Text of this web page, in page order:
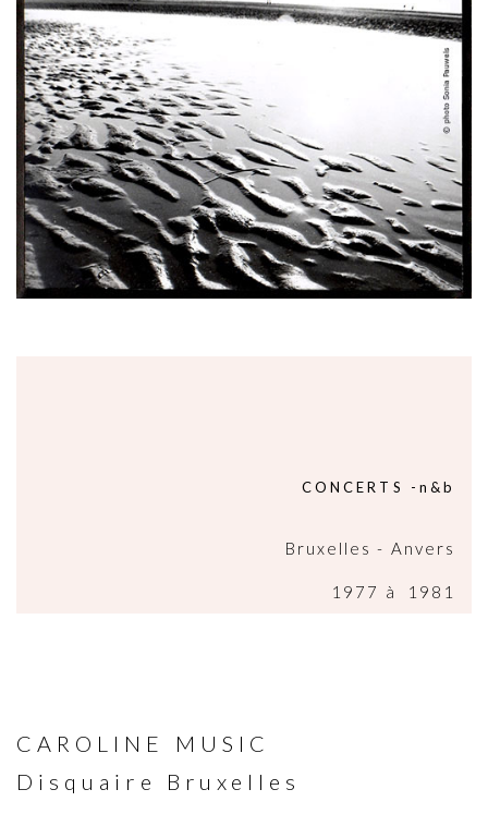
CONCERTS -n&b
Bruxelles - Anvers
1977 à 1981
CAROLINE MUSIC
Disquaire Bruxelles